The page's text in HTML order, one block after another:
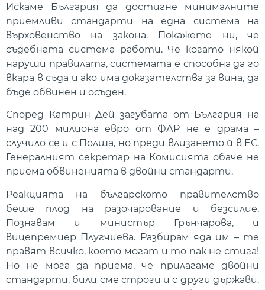
Искаме България да достигне минималните
приемливи стандарти на една система на
върховенство на закона. Покажете ни, че
съдебната система работи. Че когато някой
наруши правилата, системата е способна да го
вкара в съда и ако има доказателства за вина, да
бъде обвинен и осъден.
Според Катрин Дей загубата от България на
над 200 милиона евро от ФАР не е драма –
случило се и с Полша, но преди влизането й в ЕС.
Генералният секретар на Комисията обаче не
приема обвиненията в двойни стандарти.
Реакцията на българското правителство
беше плод на разочарование и безсилие.
Познавам и министър Грънчарова, и
вицепремиер Плугчиева. Разбирам яда им – те
правят всичко, което могат и то пак не стига!
Но не мога да приема, че прилагаме двойни
стандарти, били сме строги и с други държави.